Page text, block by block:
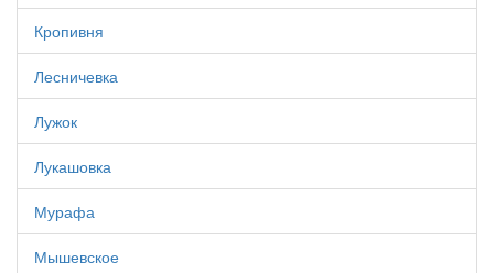
Кропивня
Лесничевка
Лужок
Лукашовка
Мурафа
Мышевское